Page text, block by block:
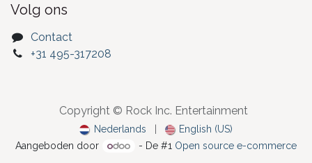
Volg ons
Contact
+31 495-317208
Copyright © Rock Inc. Entertainment
Nederlands
English (US)
Aangeboden door
- De #1 Open source e-commerce